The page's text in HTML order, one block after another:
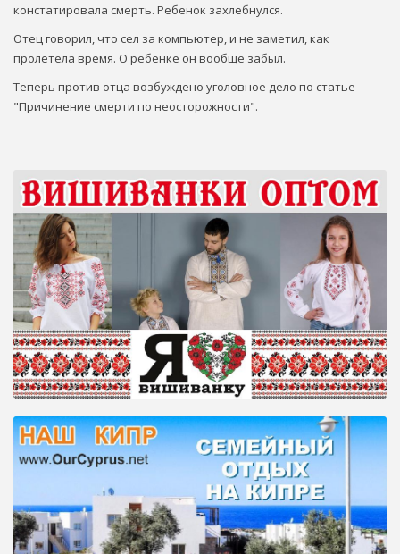
констатировала смерть. Ребенок захлебнулся.
Отец говорил, что сел за компьютер, и не заметил, как
пролетела время. О ребенке он вообще забыл.
Теперь против отца возбуждено уголовное дело по статье
"Причинение смерти по неосторожности".